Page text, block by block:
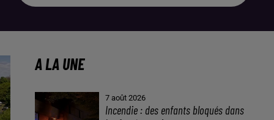
A LA UNE
7 août 2026
Incendie : des enfants bloqués dans